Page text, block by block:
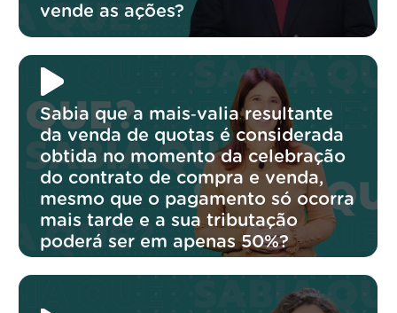
vende as ações?
Sabia que a mais‑valia resultante
da venda de quotas é considerada
obtida no momento da celebração
do contrato de compra e venda,
mesmo que o pagamento só ocorra
mais tarde e a sua tributação
poderá ser em apenas 50%?